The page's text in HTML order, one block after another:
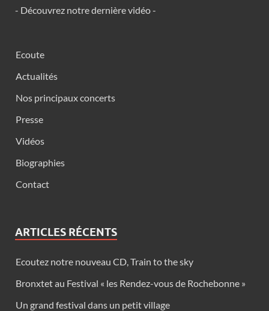
- Découvrez notre dernière vidéo -
Ecoute
Actualités
Nos principaux concerts
Presse
Vidéos
Biographies
Contact
ARTICLES RÉCENTS
Ecoutez notre nouveau CD, Train to the sky
Bronxtet au Festival « les Rendez-vous de Rochebonne »
Un grand festival dans un petit village